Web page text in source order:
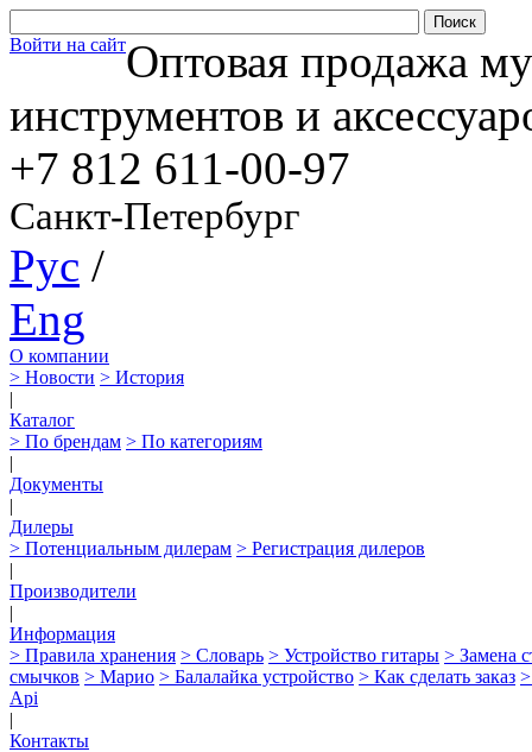
Войти на сайтОптовая продажа
инструментов и
+7 812 611-00-97
Санкт-Петербург
Рус /
Eng
О компании
> Новости > История
|
Каталог
> По брендам > По категориям
|
Документы
|
Дилеры
> Потенциальным дилерам > Регистрация дилеров
|
Производители
|
Информация
> Правила хранения > Словарь > Устройство гитары > Замена
смычков > Марио > Балалайка устройство > Как сделать заказ
Api
|
Контакты